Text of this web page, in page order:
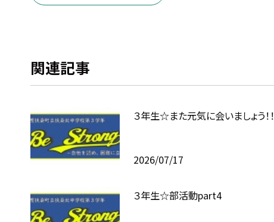
関連記事
３年生☆また元気に会いましょう！！
2026/07/17
３年生☆部活動part4